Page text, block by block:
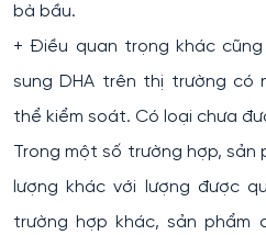
bà bầu.
+ Điều quan trọng khác
sung DHA trên thị trường có
thể kiểm soát. Có loại chưa
Trong một số trường hợp, sản
lượng khác với lượng được
trường hợp khác, sản phẩm